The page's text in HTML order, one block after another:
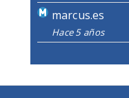
marcus.es
Hace 5 años